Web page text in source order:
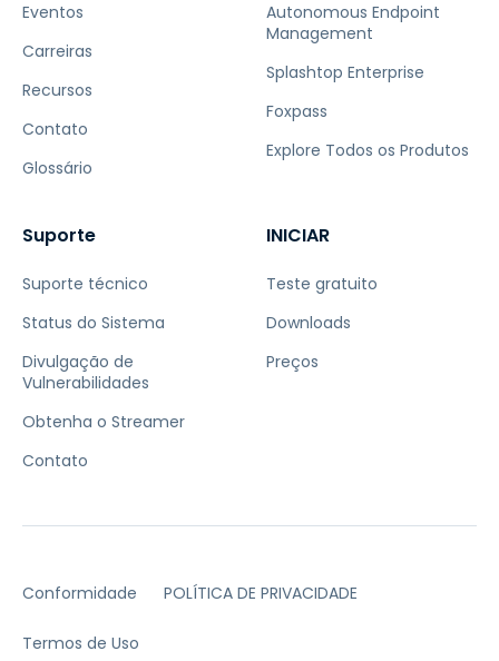
Eventos
Carreiras
Recursos
Contato
Glossário
Autonomous Endpoint
Management
Splashtop Enterprise
Foxpass
Explore Todos os Produtos
Suporte
Suporte técnico
Status do Sistema
Divulgação de
Vulnerabilidades
Obtenha o Streamer
Contato
INICIAR
Teste gratuito
Downloads
Preços
Conformidade POLÍTICA DE PRIVACIDADE
Termos de Uso